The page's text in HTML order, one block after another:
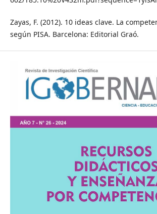
Zayas, F. (2012). 10 ideas clave. La
según PISA. Barcelona: Editorial Graó.